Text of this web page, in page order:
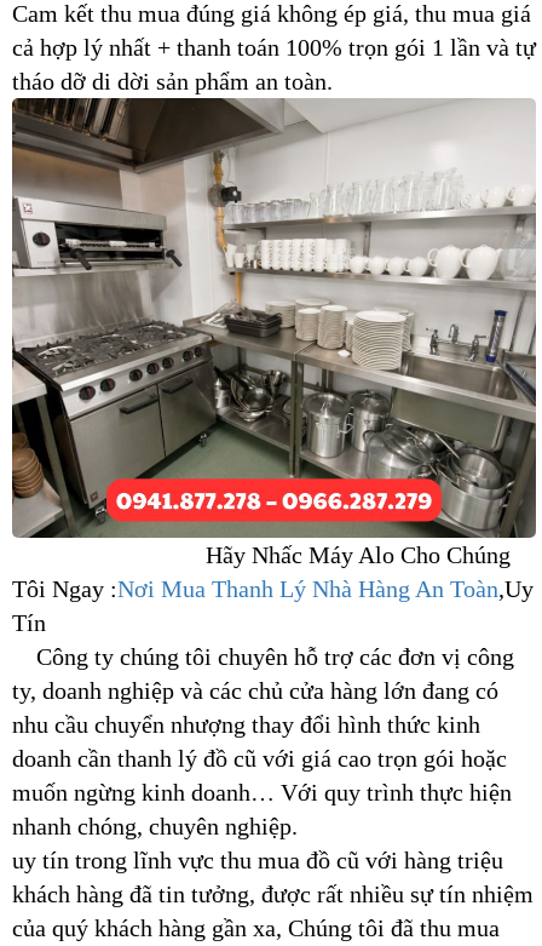
Cam kết thu mua đúng giá không ép giá, thu mua giá
cả hợp lý nhất + thanh toán 100% trọn gói 1 lần và tự
tháo dỡ di dời sản phẩm an toàn.
Hãy Nhấc Máy Alo Cho Chúng
Tôi Ngay :Nơi Mua Thanh Lý Nhà Hàng An Toàn,Uy
Tín
Công ty chúng tôi chuyên hỗ trợ các đơn vị công
ty, doanh nghiệp và các chủ cửa hàng lớn đang có
nhu cầu chuyển nhượng thay đổi hình thức kinh
doanh cần thanh lý đồ cũ với giá cao trọn gói hoặc
muốn ngừng kinh doanh… Với quy trình thực hiện
nhanh chóng, chuyên nghiệp.
uy tín trong lĩnh vực thu mua đồ cũ với hàng triệu
khách hàng đã tin tưởng, được rất nhiều sự tín nhiệm
của quý khách hàng gần xa, Chúng tôi đã thu mua